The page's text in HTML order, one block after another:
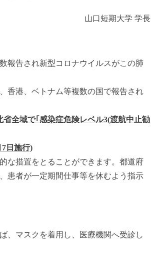
山口短期大学 学長
報告され新型コロナウイルスがこの肺
香港、ベトナム等複数の国で報告され
全域で｢感染症危険レベル3(渡航中止勧
7日施行)
な措置をとることができます。都道府
患者が一定期間仕事等を休むよう指示
、マスクを着用し、医療機関へ受診し